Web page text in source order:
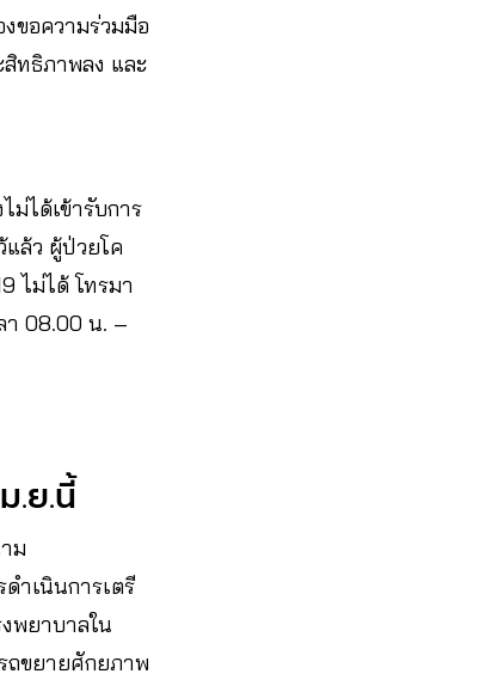
ขอความร่วมมือ
สิทธิภาพลง และ
ม่ได้เข้ารับการ
ล้ว ผู้ป่วยโค
ไม่ได้ โทรมา
า 08.00 น. –
.ย.นี้
ม
ำเนินการเตรี
พยาบาลใน
ถขยายศักยภาพ